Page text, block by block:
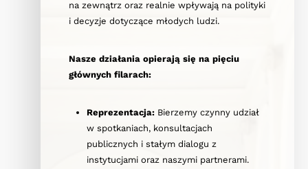
na zewnątrz oraz realnie wpływają na polityki
i decyzje dotyczące młodych ludzi.
Nasze działania opierają się na pięciu
głównych filarach:
Reprezentacja:Bierzemy czynny udział
w spotkaniach, konsultacjach
publicznych i stałym dialogu z
instytucjami oraz naszymi partnerami.